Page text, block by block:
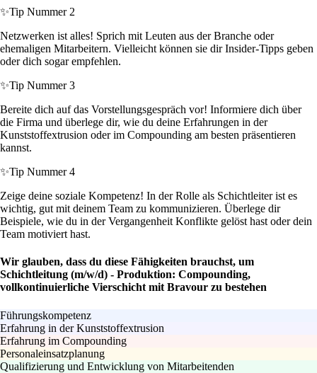
✨Tip Nummer 2
Netzwerken ist alles! Sprich mit Leuten aus der Branche oder
ehemaligen Mitarbeitern. Vielleicht können sie dir Insider-Tipps geben
oder dich sogar empfehlen.
✨Tip Nummer 3
Bereite dich auf das Vorstellungsgespräch vor! Informiere dich über
die Firma und überlege dir, wie du deine Erfahrungen in der
Kunststoffextrusion oder im Compounding am besten präsentieren
kannst.
✨Tip Nummer 4
Zeige deine soziale Kompetenz! In der Rolle als Schichtleiter ist es
wichtig, gut mit deinem Team zu kommunizieren. Überlege dir
Beispiele, wie du in der Vergangenheit Konflikte gelöst hast oder dein
Team motiviert hast.
Wir glauben, dass du diese Fähigkeiten brauchst, um
Schichtleitung (m/w/d) - Produktion: Compounding,
vollkontinuierliche Vierschicht mit Bravour zu bestehen
Führungskompetenz
Erfahrung in der Kunststoffextrusion
Erfahrung im Compounding
Personaleinsatzplanung
Qualifizierung und Entwicklung von Mitarbeitenden